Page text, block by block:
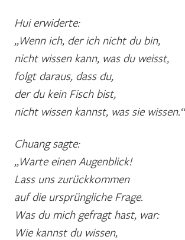
Hui erwiderte:
„Wenn ich, der ich nicht du bin,
nicht wissen kann, was du weisst,
folgt daraus, dass du,
der du kein Fisch bist,
nicht wissen kannst, was sie wissen.“
Chuang sagte:
„Warte einen Augenblick!
Lass uns zurückkommen
auf die ursprüngliche Frage.
Was du mich gefragt hast, war:
Wie kannst du wissen,